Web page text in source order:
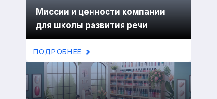
Миссии и ценности компании
для школы развития речи
ПОДРОБНЕЕ